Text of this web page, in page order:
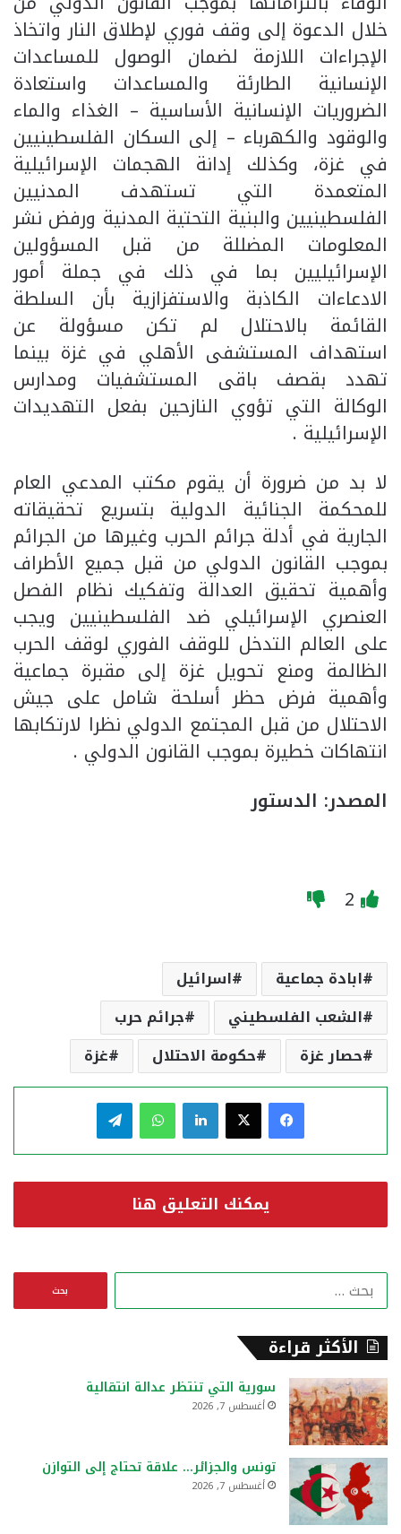
خلال الدعوة إلى وقف فوري لإطلاق النار واتخاذ
الإجراءات اللازمة لضمان الوصول للمساعدات
الإنسانية الطارئة والمساعدات واستعادة
الضروريات الإنسانية الأساسية – الغذاء والماء
والوقود والكهرباء – إلى السكان الفلسطينيين
في غزة، وكذلك إدانة الهجمات الإسرائيلية
المتعمدة التي تستهدف المدنيين
الفلسطينيين والبنية التحتية المدنية ورفض نشر
المعلومات المضللة من قبل المسؤولين
الإسرائيليين بما في ذلك في جملة أمور
الادعاءات الكاذبة والاستفزازية بأن السلطة
القائمة بالاحتلال لم تكن مسؤولة عن
استهداف المستشفى الأهلي في غزة بينما
تهدد بقصف باقى المستشفيات ومدارس
الوكالة التي تؤوي النازحين بفعل التهديدات
الإسرائيلية .
لا بد من ضرورة أن يقوم مكتب المدعي العام
للمحكمة الجنائية الدولية بتسريع تحقيقاته
الجارية في أدلة جرائم الحرب وغيرها من الجرائم
بموجب القانون الدولي من قبل جميع الأطراف
وأهمية تحقيق العدالة وتفكيك نظام الفصل
العنصري الإسرائيلي ضد الفلسطينيين ويجب
على العالم التدخل للوقف الفوري لوقف الحرب
الظالمة ومنع تحويل غزة إلى مقبرة جماعية
وأهمية فرض حظر أسلحة شامل على جيش
الاحتلال من قبل المجتمع الدولي نظرا لارتكابها
انتهاكات خطيرة بموجب القانون الدولي .
المصدر: الدستور
2
ابادة جماعية
اسرائيل
الشعب الفلسطيني
جرائم حرب
حصار غزة
حكومة الاحتلال غزة
فيسبوك لينكدإن واتساب
يمكنك التعليق هنا
ن
الأكثر قراءة
سورية التي تنتظر عدالة انتقالية
أغسطس 7, 2026
تونس والجزائر… علاقة تحتاج إلى التوازن
أغسطس 7, 2026